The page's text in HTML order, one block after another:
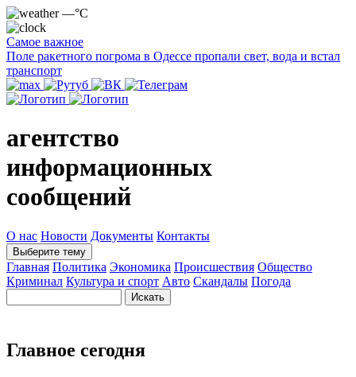
—°C
Самое важное
Поле ракетного погрома в Одессе пропали свет, вода и встал
транспорт
агентство
информационных
сообщений
О нас Новости Документы Контакты
Выберите тему
Главная Политика Экономика Происшествия Общество
Криминал Культура и спорт Авто Скандалы Погода
Главное сегодня